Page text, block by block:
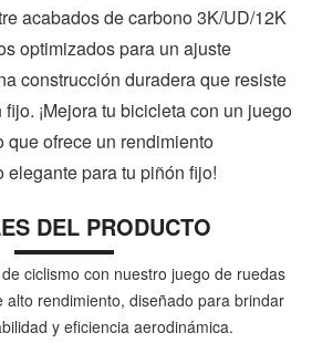
acabados de carbono 3K/UD/12K
optimizados para un ajuste
construcción duradera que resiste
¡Mejora tu bicicleta con un juego
que ofrece un rendimiento
para tu piñón fijo!
DEL PRODUCTO
ciclismo con nuestro juego de ruedas
alto rendimiento, diseñado para brindar
y eficiencia aerodinámica.